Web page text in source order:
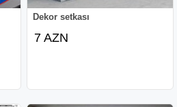
Dekor setkası
7 AZN